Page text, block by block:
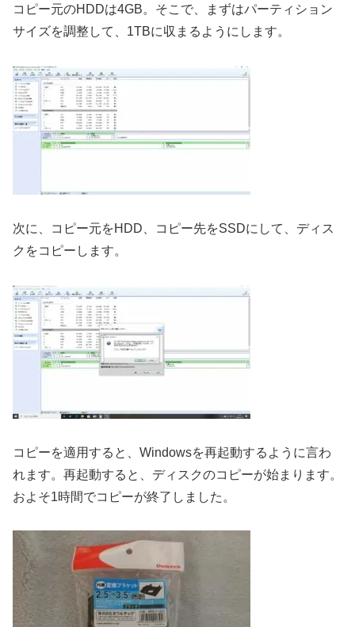
コピー元のHDDは4GB。そこで、まずはパーティション
サイズを調整して、1TBに収まるようにします。
次に、コピー元をHDD、コピー先をSSDにして、ディス
クをコピーします。
コピーを適用すると、Windowsを再起動するように言わ
れます。再起動すると、ディスクのコピーが始まります。
およそ1時間でコピーが終了しました。